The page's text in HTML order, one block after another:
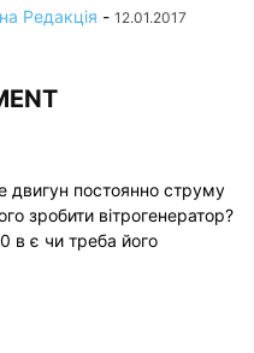
Редакція - 12.01.2017
двигун постоянно струму
зробити вітрогенератор?
в є чи треба його